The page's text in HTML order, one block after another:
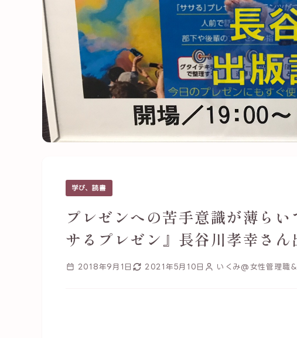
学び、読書
プレゼンへの苦手意識が薄ら
サるプレゼン』長谷川孝幸さ
2018年9月1日 2021年5月10日 いくみ@女性管理職